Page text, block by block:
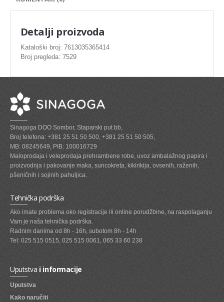
ZAMRZNUTO MESO SVINJSKO
ZAMRZNUTA RIBA
ZAMRZNUTO MESO PILETINA
PASTETE I MESNI NARESCI
TUNJEVINE I KONZERVE
GOTOVA JELA
SIROVINA ZA GASTRO
GASTRO
KISELISI
KECAP, SENF, REN, PARADAJZ,SOS
KOMPOTI
SVEZE VOCE
SVEZE POVRCE
DZEMOVI, MARMALADE I MED
BOMBONI
Detalji proizvoda
Kataloški broj: 7613035365414
Broj pregleda: 7529
Sinagoga DOO Sombor, Staparski put bb,
Broj telefona: +381 25 51 50 500, +381 25 51 50 505,
MB: 08245649, PIB: 100016729
Maloprodaja i veleprodaja prehrambene robe, uvoz ambalažnog papira i
proizvodnja i pakovanje maka, suncokreta, kikirikija, ovsenih, raženih,
pšeničnih i sojinih pahuljica.
Tehnička podrška
Ako imate problema oko registracije ili online porudžbine, na raspolaganju
Vam je naša tehnička podrška.
Radnim danima od 8h - 16h, subotom 8h - 14h
Tel: 025 515 0515, 025 515 0061, 065 33 60 238
Uputstvai informacije
Uputstva
Kako naručiti